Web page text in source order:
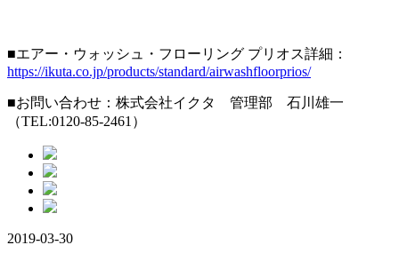
■エアー・ウォッシュ・フローリング プリオス詳細：
https://ikuta.co.jp/products/standard/airwashfloorprios/
■お問い合わせ：株式会社イクタ 管理部 石川雄一
（TEL:0120-85-2461）
2019-03-30